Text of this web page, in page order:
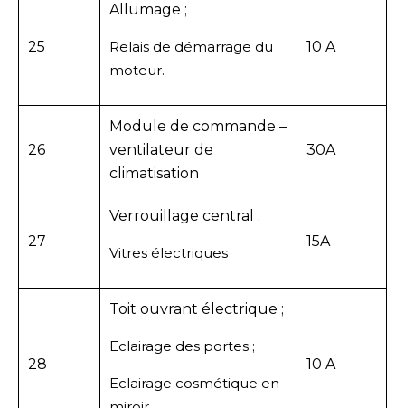
25
Allumage ;
Relais de démarrage du
moteur.
10 A
26
Module de commande –
ventilateur de
climatisation
30A
27
Verrouillage central ;
Vitres électriques
15A
28
Toit ouvrant électrique ;
Eclairage des portes ;
Eclairage cosmétique en
10 A